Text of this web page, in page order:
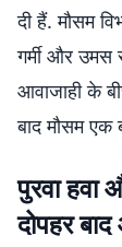
दी हैं. मौसम
गर्मी और उमस
आवाजाही के
बाद मौसम
पुरवा हवा
दोपहर